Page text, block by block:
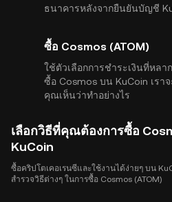
ธนาคารหลังจากยืนยันบัญชี
ซื้อ Cosmos (ATOM)
ใช้ตัวเลือกการชำระเงินที่หลา
ซื้อ Cosmos บน KuCoin เรา
คุณเห็นว่าทำอย่างไร
เลือกวิธีที่คุณต้องการซื้อ
KuCoin
ซื้อคริปโตเคอเรนซีและใช้งานได้ง่ายๆ บน
สำรวจวิธีต่างๆ ในการซื้อ Cosmos (ATOM)